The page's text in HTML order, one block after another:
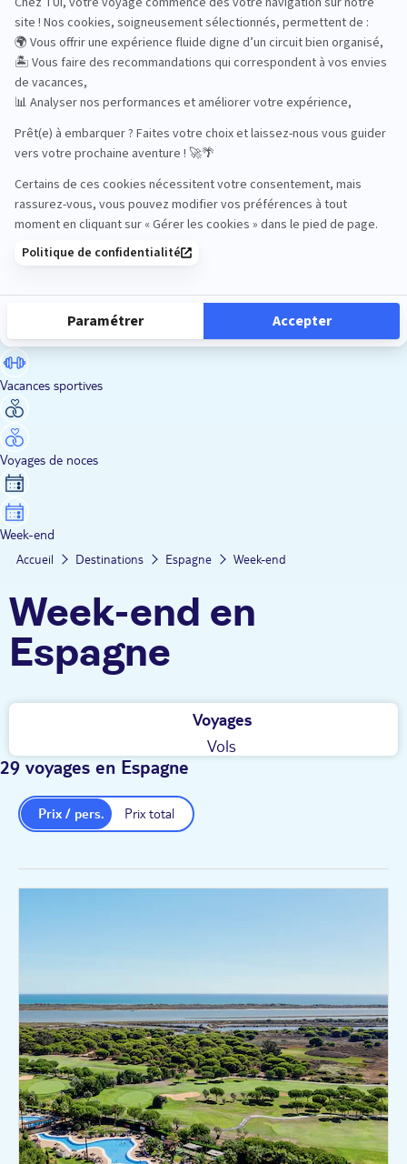
Road Trips
Safari
Sénior
Vacances sportives
Voyages de noces
Week-end
Accueil Destinations Espagne Week-end
Week-end en
Espagne
Voyages
Vols
29 voyages en Espagne
Prix total
Prix / pers.